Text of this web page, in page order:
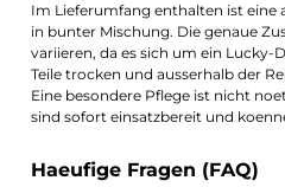
Im Lieferumfang enthalten ist eine
in bunter Mischung. Die genaue
variieren, da es sich um ein Lucky-
Teile trocken und ausserhalb der
Eine besondere Pflege ist nicht
sind sofort einsatzbereit und
Haeufige Fragen (FAQ)